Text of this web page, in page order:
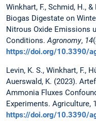
Winkhart, F., Schmid, H.,
Biogas Digestate on
Nitrous Oxide Emissions
Conditions. Agronomy, 14
https://doi.org/10.3390/
Levin, K. S., Winkhart, F.,
Auerswald, K. (2023).
Ammonia Fluxes
Experiments. Agriculture,
https://doi.org/10.3390/